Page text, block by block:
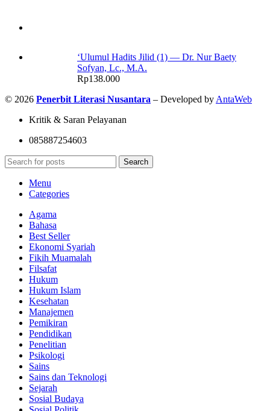
‘Ulumul Hadits Jilid (1) — Dr. Nur Baety
Sofyan, Lc., M.A.
Rp138.000
© 2026 Penerbit Literasi Nusantara – Developed by AntaWeb
Kritik & Saran Pelayanan
085887254603
Search
Menu
Categories
Agama
Bahasa
Best Seller
Ekonomi Syariah
Fikih Muamalah
Filsafat
Hukum
Hukum Islam
Kesehatan
Manajemen
Pemikiran
Pendidikan
Penelitian
Psikologi
Sains
Sains dan Teknologi
Sejarah
Sosial Budaya